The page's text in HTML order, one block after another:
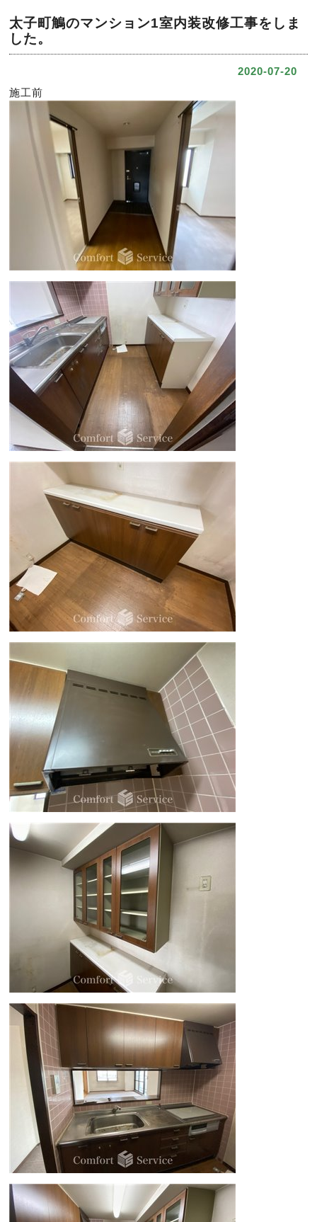
太子町鵤のマンション1室内装改修工事をしま
した。
2020-07-20
施工前